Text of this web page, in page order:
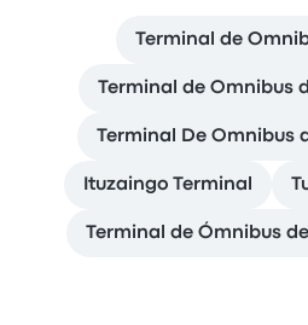
Terminal de
Terminal de Omnibus
Terminal De Omnibus
Ituzaingo Terminal
Terminal de Ómnibus